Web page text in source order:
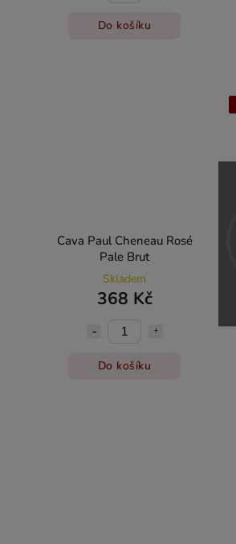
Do košíku
Cava Paul Cheneau Rosé
Pale Brut
Skladem
368 Kč
Do košíku